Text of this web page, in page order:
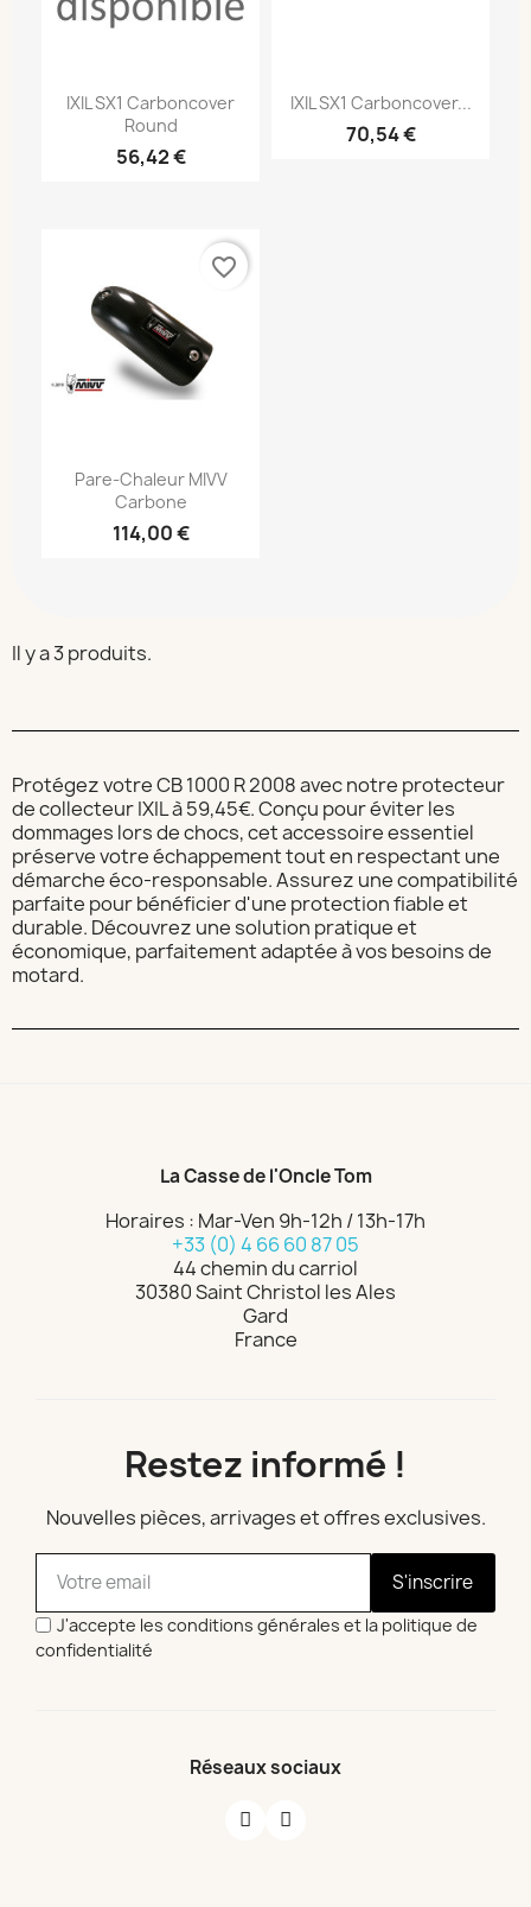
IXIL SX1 Carboncover
Round
56,42 €
IXIL SX1 Carboncover...
70,54 €
Pare-Chaleur MIVV
Carbone
114,00 €
favorite_border
Il y a 3 produits.
Protégez votre CB 1000 R 2008 avec notre protecteur
de collecteur IXIL à 59,45€. Conçu pour éviter les
dommages lors de chocs, cet accessoire essentiel
préserve votre échappement tout en respectant une
démarche éco-responsable. Assurez une compatibilité
parfaite pour bénéficier d'une protection fiable et
durable. Découvrez une solution pratique et
économique, parfaitement adaptée à vos besoins de
motard.
La Casse de l'Oncle Tom
Horaires : Mar-Ven 9h-12h / 13h-17h
+33 (0) 4 66 60 87 05
44 chemin du carriol
30380 Saint Christol les Ales
Gard
France
Restez informé !
Nouvelles pièces, arrivages et offres exclusives.
S'inscrire
J'accepte les conditions générales et la politique de
confidentialité
Réseaux sociaux